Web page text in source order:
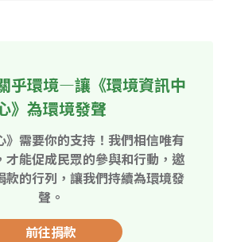
乎環境—讓《環境資訊中
》為環境發聲
》需要你的支持！我們相信唯有
才能促成民眾的參與和行動，邀
款的行列，讓我們持續為環境發
聲。
前往捐款